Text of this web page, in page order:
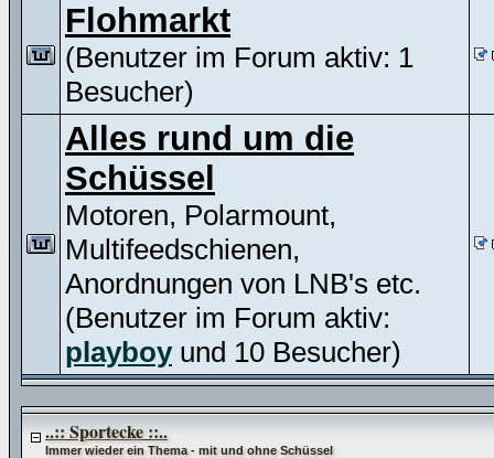
Flohmarkt
(Benutzer im Forum aktiv: 1
Besucher)
Alles rund um die
Schüssel
Motoren, Polarmount,
Multifeedschienen,
Anordnungen von LNB's etc.
(Benutzer im Forum aktiv:
playboyund 10 Besucher)
..:: Sportecke ::..
Immer wieder ein Thema - mit und ohne Schüssel